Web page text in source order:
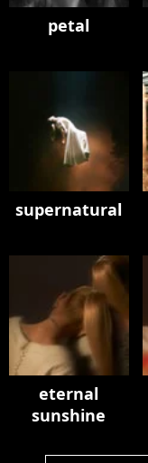
petal
supernatural
eternal
sunshine